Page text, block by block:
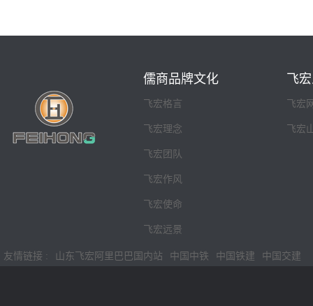
儒商品牌文化
飞宏格言
飞宏理念
飞宏团队
飞宏作风
飞宏使命
飞宏远景
飞
飞宏
飞宏
友情链接 : 山东飞宏阿里巴巴国内站 中国中铁 中国铁建 中国交建